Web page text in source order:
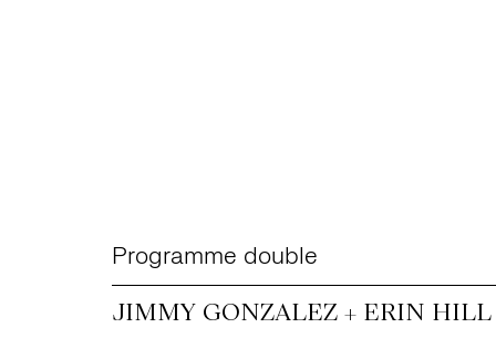
Programme double
JIMMY GONZALEZ + ERIN HILL